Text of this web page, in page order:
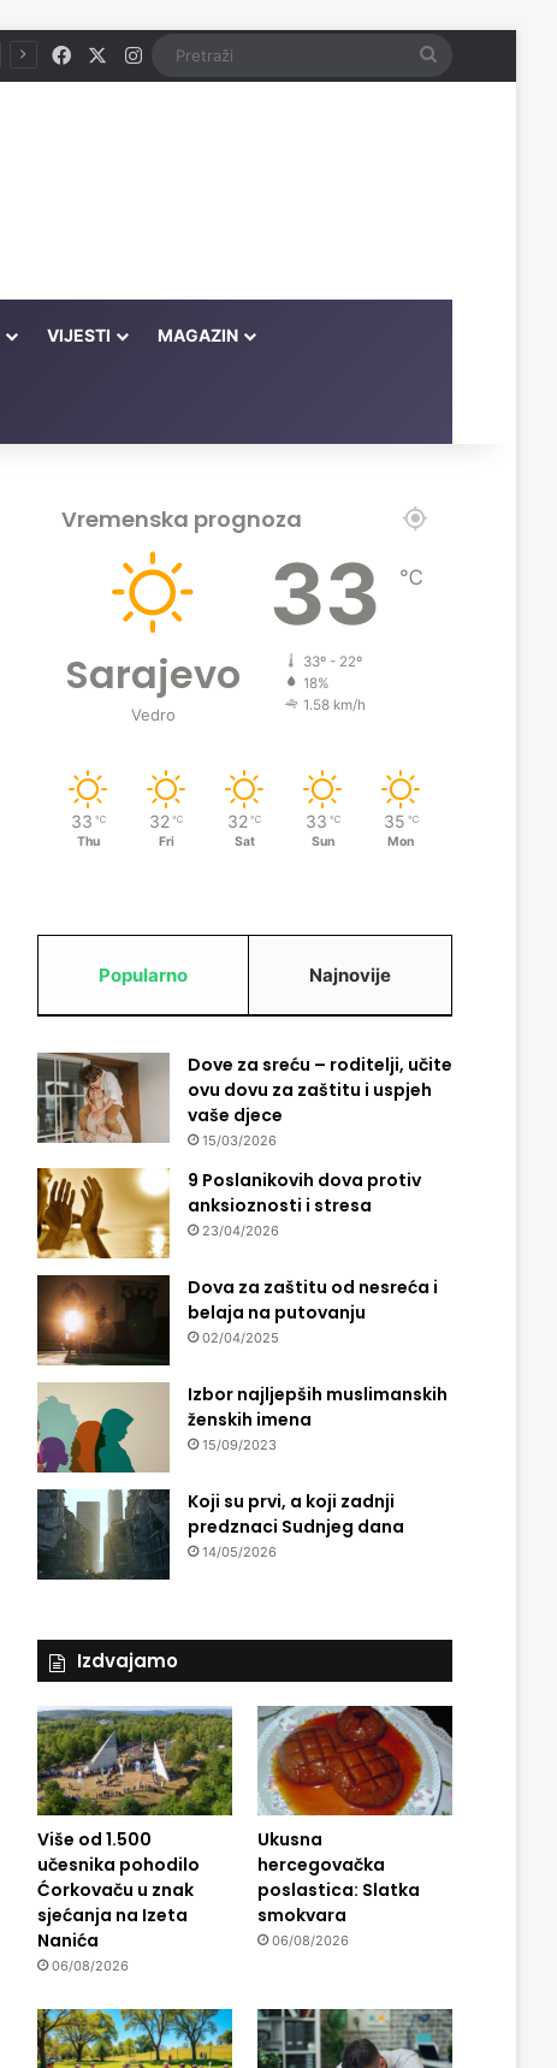
FacebookInstagram Pretraži
VIJESTI MAGAZIN
Vremenska prognoza
Sarajevo
Vedro
33 ℃
33º - 22º
18%
1.58 km/h
33 ℃
Thu
32 ℃
Fri
32 ℃
Sat
33 ℃
Sun
35 ℃
Mon
Popularno Najnovije
Dove za sreću – roditelji, učite
ovu dovu za zaštitu i uspjeh
vaše djece
15/03/2026
9 Poslanikovih dova protiv
anksioznosti i stresa
23/04/2026
Dova za zaštitu od nesreća i
belaja na putovanju
02/04/2025
Izbor najljepših muslimanskih
ženskih imena
15/09/2023
Koji su prvi, a koji zadnji
predznaci Sudnjeg dana
14/05/2026
Izdvajamo
Više od 1.500
učesnika pohodilo
Ćorkovaču u znak
sjećanja na Izeta
Nanića
06/08/2026
Ukusna
hercegovačka
poslastica: Slatka
smokvara
06/08/2026